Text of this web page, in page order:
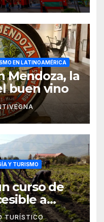
EN LATINOAMÉRICA
Mendoza, la
buen vino
Y TURISMO
curso de
a
TURÍSTICO